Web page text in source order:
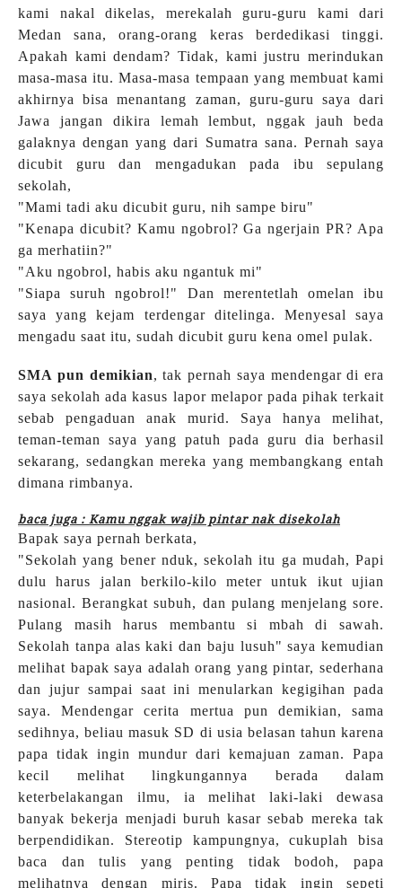
kami nakal dikelas, merekalah guru-guru kami dari
Medan sana, orang-orang keras berdedikasi tinggi.
Apakah kami dendam? Tidak, kami justru merindukan
masa-masa itu. Masa-masa tempaan yang membuat kami
akhirnya bisa menantang zaman, guru-guru saya dari
Jawa jangan dikira lemah lembut, nggak jauh beda
galaknya dengan yang dari Sumatra sana. Pernah saya
dicubit guru dan mengadukan pada ibu sepulang
sekolah,
"Mami tadi aku dicubit guru, nih sampe biru"
"Kenapa dicubit? Kamu ngobrol? Ga ngerjain PR? Apa
ga merhatiin?"
"Aku ngobrol, habis aku ngantuk mi"
"Siapa suruh ngobrol!" Dan merentetlah omelan ibu
saya yang kejam terdengar ditelinga. Menyesal saya
mengadu saat itu, sudah dicubit guru kena omel pulak.
SMA pun demikian, tak pernah saya mendengar di era
saya sekolah ada kasus lapor melapor pada pihak terkait
sebab pengaduan anak murid. Saya hanya melihat,
teman-teman saya yang patuh pada guru dia berhasil
sekarang, sedangkan mereka yang membangkang entah
dimana rimbanya.
baca juga : Kamu nggak wajib pintar nak disekolah
Bapak saya pernah berkata,
"Sekolah yang bener nduk, sekolah itu ga mudah, Papi
dulu harus jalan berkilo-kilo meter untuk ikut ujian
nasional. Berangkat subuh, dan pulang menjelang sore.
Pulang masih harus membantu si mbah di sawah.
Sekolah tanpa alas kaki dan baju lusuh" saya kemudian
melihat bapak saya adalah orang yang pintar, sederhana
dan jujur sampai saat ini menularkan kegigihan pada
saya. Mendengar cerita mertua pun demikian, sama
sedihnya, beliau masuk SD di usia belasan tahun karena
papa tidak ingin mundur dari kemajuan zaman. Papa
kecil melihat lingkungannya berada dalam
keterbelakangan ilmu, ia melihat laki-laki dewasa
banyak bekerja menjadi buruh kasar sebab mereka tak
berpendidikan. Stereotip kampungnya, cukuplah bisa
baca dan tulis yang penting tidak bodoh, papa
melihatnya dengan miris. Papa tidak ingin sepeti